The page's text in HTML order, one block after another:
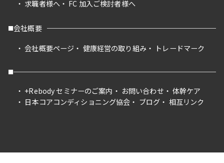
求職者様へ
FC 加入ご検討者様へ
会社概要
会社概要ページ
健康経営の取り組み トレードマーク
+Rebody セミナーのご案内 お問い合わせ
体幹ケア
日本コアコンディショニング協会
ブログ 相互リンク